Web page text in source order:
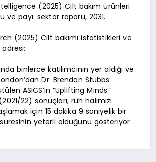
(2025) Cilt bakım ürünleri
ve payı: sektör raporu, 2031.
(2025) Cilt bakımı istatistikleri ve
binlerce katılımcının yer aldığı ve
Dr. Brendon Stubbs
ASICS’in “Uplifting Minds”
22) sonuçları, ruh halimizi
için 15 dakika 9 saniyelik bir
yeterli olduğunu gösteriyor